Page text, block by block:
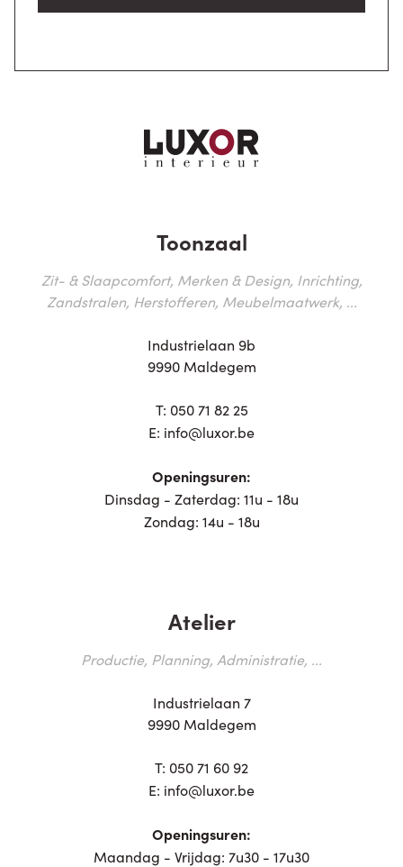
Toonzaal
Zit- & Slaapcomfort, Merken & Design, Inrichting,
Zandstralen, Herstofferen, Meubelmaatwerk, ...
Industrielaan 9b
9990 Maldegem
T: 050 71 82 25
E: info@luxor.be
Openingsuren:
Dinsdag - Zaterdag: 11u - 18u
Zondag: 14u - 18u
Atelier
Productie, Planning, Administratie, ...
Industrielaan 7
9990 Maldegem
T: 050 71 60 92
E: info@luxor.be
Openingsuren:
Maandag - Vrijdag: 7u30 - 17u30